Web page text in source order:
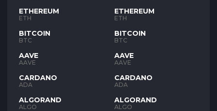
ETHEREUM
ETH
BITCOIN
BTC
AAVE
AAVE
CARDANO
ADA
ALGORAND
ALGO
ETHEREUM
ETH
BITCOIN
BTC
AAVE
AAVE
CARDANO
ADA
ALGORAND
ALGO